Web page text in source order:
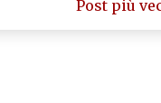
Post più